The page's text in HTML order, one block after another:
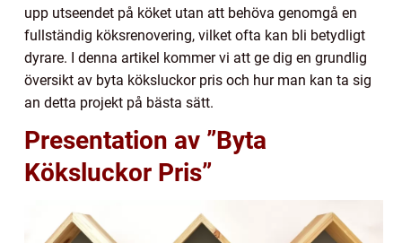
upp utseendet på köket utan att behöva genomgå en
fullständig köksrenovering, vilket ofta kan bli betydligt
dyrare. I denna artikel kommer vi att ge dig en grundlig
översikt av byta köksluckor pris och hur man kan ta sig
an detta projekt på bästa sätt.
Presentation av ”Byta
Köksluckor Pris”